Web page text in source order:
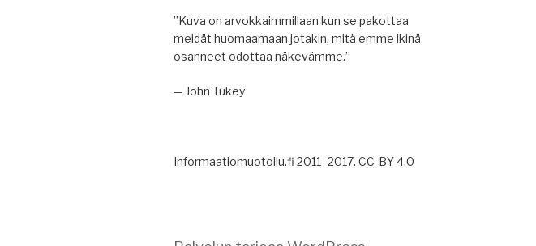
”Kuva on arvokkaimmillaan kun se pakottaa
meidät huomaamaan jotakin, mitä emme ikinä
osanneet odottaa näkevämme.”
— John Tukey
Informaatiomuotoilu.fi 2011–2017. CC-BY 4.0